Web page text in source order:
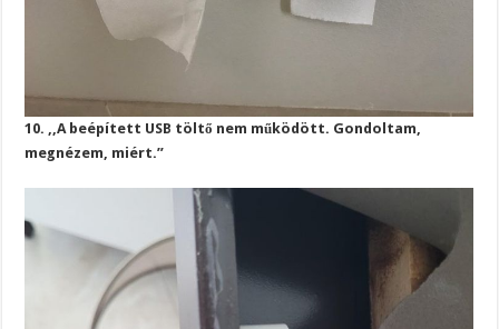
10. ,,A beépített USB töltő nem működött. Gondoltam,
megnézem, miért.”